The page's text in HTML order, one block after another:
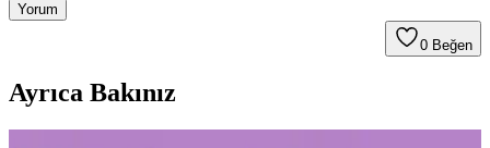
Yorum
0 Beğen
Ayrıca Bakınız